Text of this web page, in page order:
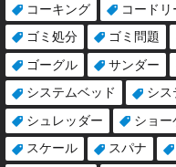
コーキング
コードリ
ゴミ処分
ゴミ問題
ゴーグル
サンダー
システムベッド
シス
シュレッダー
ショー
スケール
スパナ